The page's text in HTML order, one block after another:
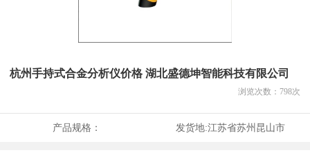
杭州手持式合金分析仪价格 湖北盛德坤智能科技有限公司
浏览次数： 798次
产品规格： 发货地:江苏省苏州昆山市